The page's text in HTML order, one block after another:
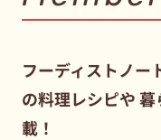
フーディストノー
の料理レシピや暮
載！